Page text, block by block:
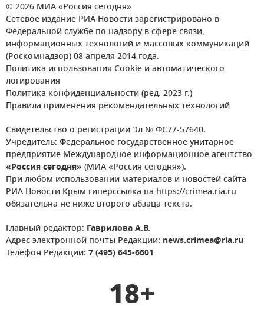
© 2026 МИА «Россия сегодня»
Сетевое издание РИА Новости зарегистрировано в
Федеральной службе по надзору в сфере связи,
информационных технологий и массовых коммуникаций
(Роскомнадзор) 08 апреля 2014 года.
Политика использования Cookie и автоматического
логирования
Политика конфиденциальности (ред. 2023 г.)
Правила применения рекомендательных технологий
Свидетельство о регистрации Эл № ФС77-57640.
Учредитель: Федеральное государственное унитарное
предприятие Международное информационное агентство
«Россия сегодня» (МИА «Россия сегодня»).
При любом использовании материалов и новостей сайта
РИА Новости Крым гиперссылка на https://crimea.ria.ru
обязательна не ниже второго абзаца текста.
Главный редактор: Гаврилова А.В.
Адрес электронной почты Редакции: news.crimea@ria.ru
Телефон Редакции: 7 (495) 645-6601
18+